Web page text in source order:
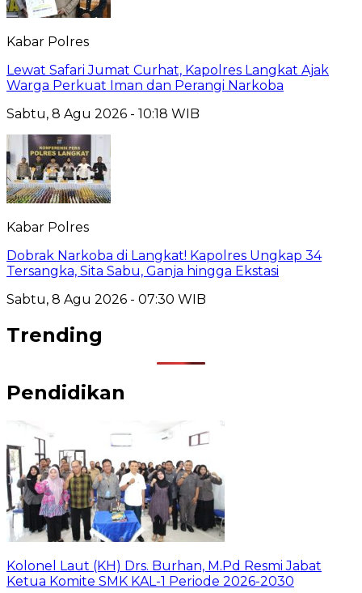
Kabar Polres
Lewat Safari Jumat Curhat, Kapolres Langkat Ajak
Warga Perkuat Iman dan Perangi Narkoba
Sabtu, 8 Agu 2026 - 10:18 WIB
Kabar Polres
Dobrak Narkoba di Langkat! Kapolres Ungkap 34
Tersangka, Sita Sabu, Ganja hingga Ekstasi
Sabtu, 8 Agu 2026 - 07:30 WIB
Trending
Pendidikan
Kolonel Laut (KH) Drs. Burhan, M.Pd Resmi Jabat
Ketua Komite SMK KAL-1 Periode 2026-2030